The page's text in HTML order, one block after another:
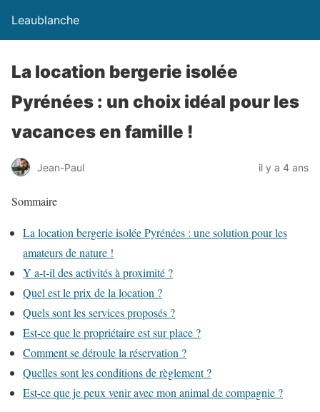
Leaublanche
La location bergerie isolée
Pyrénées : un choix idéal pour les
vacances en famille !
Jean-Paul il y a 4 ans
Sommaire
La location bergerie isolée Pyrénées : une solution pour les
amateurs de nature !
Y a-t-il des activités à proximité ?
Quel est le prix de la location ?
Quels sont les services proposés ?
Est-ce que le propriétaire est sur place ?
Comment se déroule la réservation ?
Quelles sont les conditions de règlement ?
Est-ce que je peux venir avec mon animal de compagnie ?